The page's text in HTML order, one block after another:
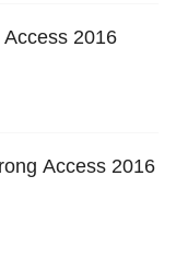
2016
Access 2016